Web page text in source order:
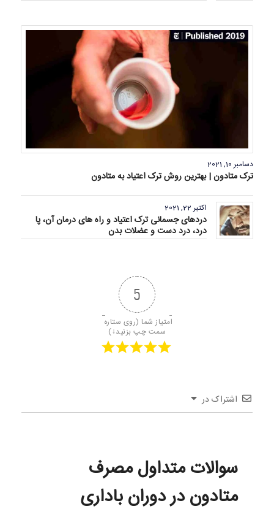
دسامبر 10, 2021
ترک متادون | بهترین روش ترک اعتیاد به متادون
اکتبر 22, 2021
دردهای جسمانی ترک اعتیاد و راه های درمان آن، پا
درد، درد دست و عضلات بدن
5
امتیاز شما (روی ستاره
سمت چپ بزنید↓)
اشتراک در
سوالات متداول مصرف
متادون در دوران باداری